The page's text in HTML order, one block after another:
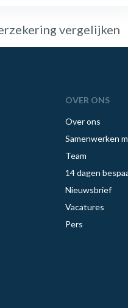
vergelijken
OVER ONS
Over ons
Samenwerken
Team
14 dagen
Nieuwsbrief
Vacatures
Pers